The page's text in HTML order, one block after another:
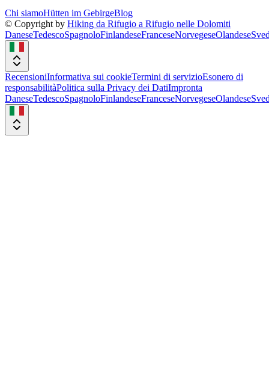
Chi siamoHütten im GebirgeBlog
© Copyright by Hiking da Rifugio a Rifugio nelle Dolomiti
DaneseTedescoSpagnoloFinlandeseFranceseNorvegeseOlandese
RecensioniInformativa sui cookieTermini di servizioEsonero di
responsabilitàPolitica sulla Privacy dei DatiImpronta
DaneseTedescoSpagnoloFinlandeseFranceseNorvegeseOlandese